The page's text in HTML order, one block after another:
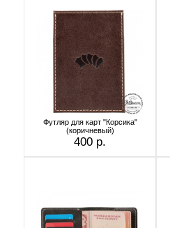
Футляр для карт "Корсика"
(коричневый)
400 р.